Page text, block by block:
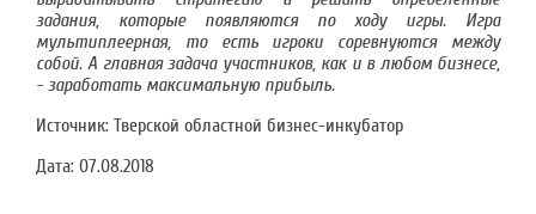
задания, которые появляются по ходу игры. Игра
мультиплеерная, то есть игроки соревнуются между
собой. А главная задача участников, как и в любом бизнесе,
- заработать максимальную прибыль.
Источник: Тверской областной бизнес-инкубатор
Дата: 07.08.2018